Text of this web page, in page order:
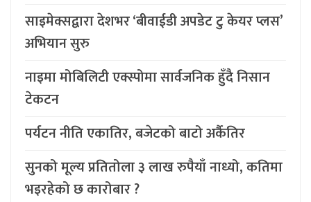
साइमेक्सद्वारा देशभर ‘बीवाईडी अपडेट टु केयर प्लस’
अभियान सुरु
नाइमा मोबिलिटी एक्स्पोमा सार्वजनिक हुँदै निसान
टेकटन
पर्यटन नीति एकातिर, बजेटको बाटो अर्कैतिर
सुनको मूल्य प्रतितोला ३ लाख रुपैयाँ नाध्यो, कतिमा
भइरहेको छ कारोबार ?